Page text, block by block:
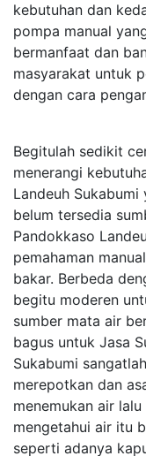
kebutuhan dan
pompa manual
bermanfaat dan
masyarakat untuk
dengan cara
Begitulah sedikit
menerangi
Landeuh
belum tersedia
Pandokkaso
pemahaman
bakar. Berbeda
begitu moderen
sumber mata air
bagus untuk Jasa
Sukabumi
merepotkan dan
menemukan air
mengetahui air itu
seperti adanya